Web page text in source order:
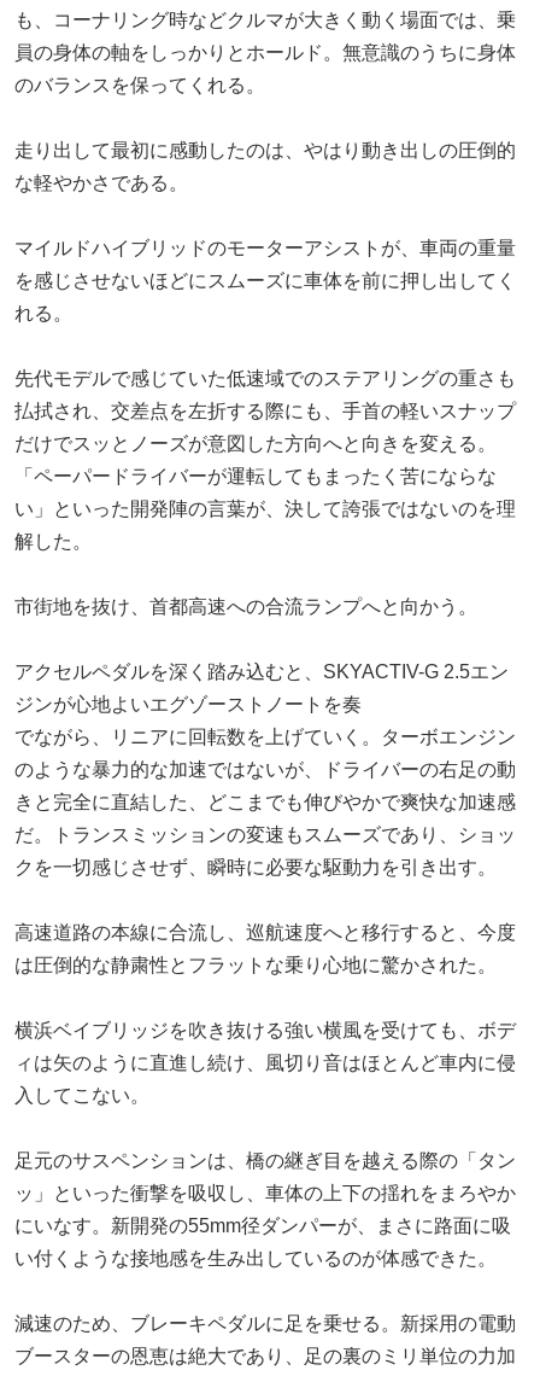
も、コーナリング時などクルマが大きく動く場面では、乗
員の身体の軸をしっかりとホールド。無意識のうちに身体
のバランスを保ってくれる。
走り出して最初に感動したのは、やはり動き出しの圧倒的
な軽やかさである。
マイルドハイブリッドのモーターアシストが、車両の重量
を感じさせないほどにスムーズに車体を前に押し出してく
れる。
先代モデルで感じていた低速域でのステアリングの重さも
払拭され、交差点を左折する際にも、手首の軽いスナップ
だけでスッとノーズが意図した方向へと向きを変える。
「ペーパードライバーが運転してもまったく苦にならな
い」といった開発陣の言葉が、決して誇張ではないのを理
解した。
市街地を抜け、首都高速への合流ランプへと向かう。
アクセルペダルを深く踏み込むと、SKYACTIV-G 2.5エン
ジンが心地よいエグゾーストノートを奏
でながら、リニアに回転数を上げていく。ターボエンジン
のような暴力的な加速ではないが、ドライバーの右足の動
きと完全に直結した、どこまでも伸びやかで爽快な加速感
だ。トランスミッションの変速もスムーズであり、ショッ
クを一切感じさせず、瞬時に必要な駆動力を引き出す。
高速道路の本線に合流し、巡航速度へと移行すると、今度
は圧倒的な静粛性とフラットな乗り心地に驚かされた。
横浜ベイブリッジを吹き抜ける強い横風を受けても、ボデ
ィは矢のように直進し続け、風切り音はほとんど車内に侵
入してこない。
足元のサスペンションは、橋の継ぎ目を越える際の「タン
ッ」といった衝撃を吸収し、車体の上下の揺れをまろやか
にいなす。新開発の55mm径ダンパーが、まさに路面に吸
い付くような接地感を生み出しているのが体感できた。
減速のため、ブレーキペダルに足を乗せる。新採用の電動
ブースターの恩恵は絶大であり、足の裏のミリ単位の力加